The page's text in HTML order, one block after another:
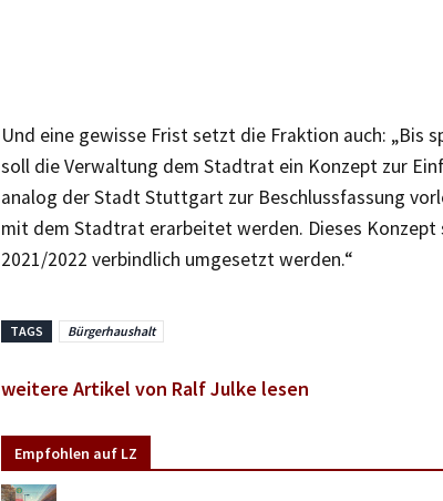
Und eine gewisse Frist setzt die Fraktion auch: „Bis
soll die Verwaltung dem Stadtrat ein Konzept zur
analog der Stadt Stuttgart zur Beschlussfassung
mit dem Stadtrat erarbeitet werden. Dieses
2021/2022 verbindlich umgesetzt werden.“
TAGS Bürgerhaushalt
weitere Artikel von Ralf Julke lesen
Empfohlen auf LZ